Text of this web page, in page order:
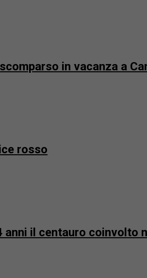
in vacanza a
rosso
anni il centauro coinvolto